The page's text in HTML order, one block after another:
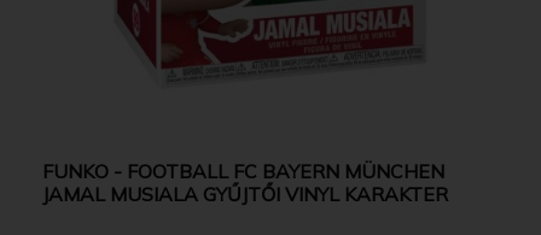
FUNKO - FOOTBALL FC BAYERN MÜNCHEN
JAMAL MUSIALA GYŰJTŐI VINYL KARAKTER